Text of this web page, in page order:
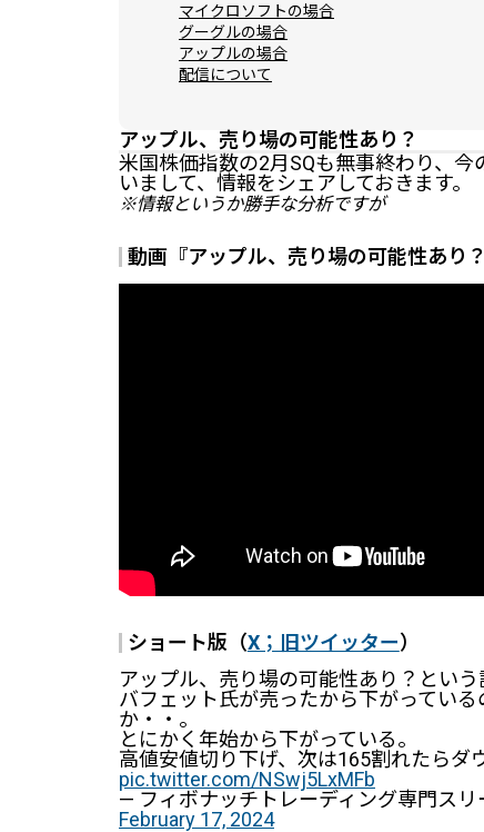
マイクロソフトの場合
グーグルの場合
アップルの場合
配信について
アップル、売り場の可能性あり？
米国株価指数の2月SQも無事終わり、
いまして、情報をシェアしておきます。
※情報というか勝手な分析ですが
動画『アップル、売り場の可能性あり
ショート版（X；旧ツイッター）
アップル、売り場の可能性あり？という
バフェット氏が売ったから下がってい
か・・。
とにかく年始から下がっている。
高値安値切り下げ、次は165割れたらダ
pic.twitter.com/NSwj5LxMFb
— フィボナッチトレーディング専門ス
February 17, 2024